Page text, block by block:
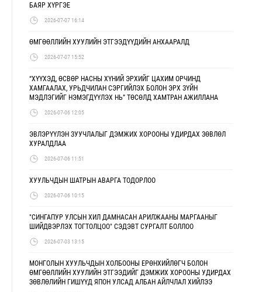
БАЯР ХҮРГЭЕ
2026-07-07 16:14
ӨМГӨӨЛЛИЙН ХУУЛИЙН ЭТГЭЭДҮҮДИЙН АНХААРАЛД
2026-07-07 15:52
“ХҮҮХЭД, ӨСВӨР НАСНЫ ХҮНИЙ ЭРХИЙГ ЦАХИМ ОРЧИНД
ХАМГААЛАХ, УРЬДЧИЛАН СЭРГИЙЛЭХ БОЛОН ЭРХ ЗҮЙН
МЭДЛЭГИЙГ НЭМЭГДҮҮЛЭХ НЬ” ТӨСӨЛД ХАМТРАН АЖИЛЛАНА
2026-07-06 12:05
ЭВЛЭРҮҮЛЭН ЗУУЧЛАЛЫГ ДЭМЖИХ ХОРООНЫ УДИРДАХ ЗӨВЛӨЛ
ХУРАЛДЛАА
2026-07-06 11:51
ХУУЛЬЧДЫН ШАТРЫН АВАРГА ТОДОРЛОО
2026-07-06 10:15
"СИНГАПУР УЛСЫН ХИЛ ДАМНАСАН АРИЛЖААНЫ МАРГААНЫГ
ШИЙДВЭРЛЭХ ТОГТОЛЦОО" СЭДЭВТ СУРГАЛТ БОЛЛОО
2026-07-03 13:15
МОНГОЛЫН ХУУЛЬЧДЫН ХОЛБООНЫ ЕРӨНХИЙЛӨГЧ БОЛОН
ӨМГӨӨЛЛИЙН ХУУЛИЙН ЭТГЭЭДИЙГ ДЭМЖИХ ХОРООНЫ УДИРДАХ
ЗӨВЛӨЛИЙН ГИШҮҮД ЯПОН УЛСАД АЛБАН АЙЛЧЛАЛ ХИЙЛЭЭ